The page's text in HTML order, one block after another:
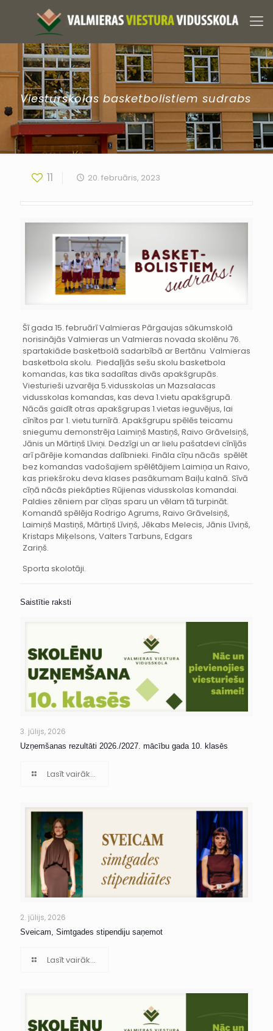
Viesturskolas basketbolistiem sudrabs
11 20. februāris, 2023
Šī gada 15. februārī Valmieras Pārgaujas sākumskolā
norisinājās Valmieras un Valmieras novada skolēnu 76.
spartakiāde basketbolā sadarbībā ar Bertānu Valmieras
basketbola skolu. Piedaļījās sešu skolu basketbola
komandas, kas tika sadalītas divās apakšgrupās.
Viesturieši uzvarēja 5.vidusskolas un Mazsalacas
vidusskolas komandas, kas deva 1.vietu apakšgrupā.
Nācās gaidīt otras apakšgrupas 1.vietas ieguvējus, lai
cīnītos par 1. vietu turnīrā. Apakšgrupu spēlēs teicamu
sniegumu demonstrēja Laimiņš Mastiņš, Raivo Grāvelsiņš,
Jānis un Mārtiņš Līviņi. Dedzīgi un ar lielu pašatdevi cīnījās
arī pārējie komandas dalībnieki. Fināla cīņu nācās spēlēt
bez komandas vadošajiem spēlētājiem Laimiņa un Raivo,
kas priekšroku deva klases pasākumam Baiļu kalnā. Sīvā
cīņā nācās piekāpties Rūjienas vidusskolas komandai.
Paldies zēniem par cīņas sparu un vēlam tā turpināt.
Komandā spēlēja Rodrigo Agrums, Raivo Grāvelsiņš,
Laimiņš Mastiņš, Mārtiņš Līviņš, Jēkabs Melecis, Jānis Līviņš,
Kristaps Miķelsons, Valters Tarbuns, Edgars
Zariņš.
Sporta skolotāji.
Saistītie raksti
3. jūlijs, 2026
Uzņemšanas rezultāti 2026./2027. mācību gada 10. klasēs
Lasīt vairāk...
2. jūlijs, 2026
Sveicam, Simtgades stipendiju saņemot
Lasīt vairāk...